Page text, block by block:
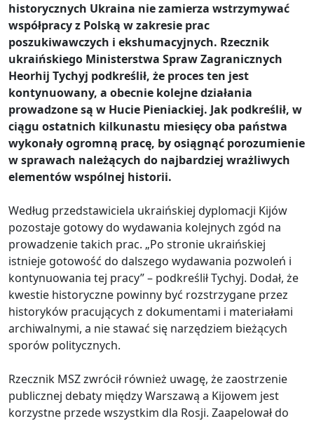
historycznych Ukraina nie zamierza wstrzymywać
współpracy z Polską w zakresie prac
poszukiwawczych i ekshumacyjnych. Rzecznik
ukraińskiego Ministerstwa Spraw Zagranicznych
Heorhij Tychyj podkreślił, że proces ten jest
kontynuowany, a obecnie kolejne działania
prowadzone są w Hucie Pieniackiej. Jak podkreślił, w
ciągu ostatnich kilkunastu miesięcy oba państwa
wykonały ogromną pracę, by osiągnąć porozumienie
w sprawach należących do najbardziej wrażliwych
elementów wspólnej historii.
Według przedstawiciela ukraińskiej dyplomacji Kijów
pozostaje gotowy do wydawania kolejnych zgód na
prowadzenie takich prac. „Po stronie ukraińskiej
istnieje gotowość do dalszego wydawania pozwoleń i
kontynuowania tej pracy” – podkreślił Tychyj. Dodał, że
kwestie historyczne powinny być rozstrzygane przez
historyków pracujących z dokumentami i materiałami
archiwalnymi, a nie stawać się narzędziem bieżących
sporów politycznych.
Rzecznik MSZ zwrócił również uwagę, że zaostrzenie
publicznej debaty między Warszawą a Kijowem jest
korzystne przede wszystkim dla Rosji. Zaapelował do